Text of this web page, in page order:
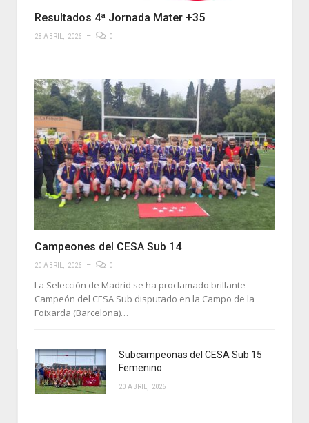
Resultados 4ª Jornada Mater +35
28 ABRIL, 2026 0
Campeones del CESA Sub 14
20 ABRIL, 2026 0
La Selección de Madrid se ha proclamado brillante
Campeón del CESA Sub disputado en la Campo de la
Foixarda (Barcelona)…
Subcampeonas del CESA Sub 15
Femenino
20 ABRIL, 2026